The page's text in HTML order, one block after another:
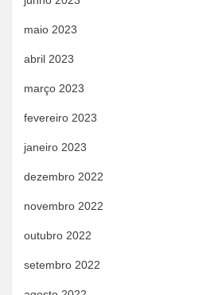
maio 2023
abril 2023
março 2023
fevereiro 2023
janeiro 2023
dezembro 2022
novembro 2022
outubro 2022
setembro 2022